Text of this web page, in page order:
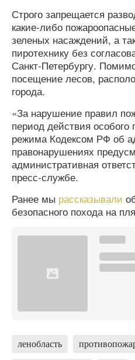
Строго запрещается
какие-либо
зеленых насаждений, а
пиротехнику без
Санкт‑Петербургу.
посещение лесов,
города.
«За нарушение правил
период действия особого
режима Кодексом РФ об
правонарушениях
административная
пресс-службе.
Ранее мы рассказывали
безопасного похода на
ленобласть